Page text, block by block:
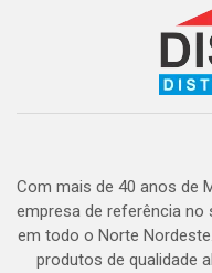
Com mais de 40 anos de
empresa de referência
em todo o Norte
produtos de qualidade